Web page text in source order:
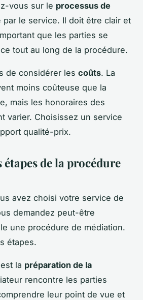
vous sur le processus de
par le service. Il doit être clair et
que les parties se
tout au long de la procédure.
de considérer les coûts. La
moins coûteuse que la
mais les honoraires des
varier. Choisissez un service
qualité-prix.
de la procédure
avez choisi votre service de
demandez peut-être
une procédure de médiation.
étapes.
la préparation de la
rencontre les parties
leur point de vue et